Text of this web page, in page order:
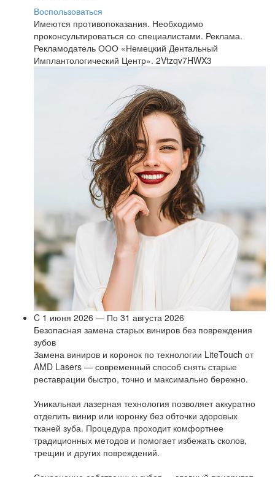
Воспользоваться
Имеются противопоказания. Необходимо
проконсультироваться со специалистами. Реклама.
Рекламодатель ООО «Немецкий Дентальный
Имплантологический Центр». 2Vtzqv7HWX3
C 1 июня 2026 — По 31 августа 2026
Безопасная замена старых виниров без повреждения
зубов
Замена виниров и коронок по технологии LiteTouch от
AMD Lasers — современный способ снять старые
реставрации быстро, точно и максимально бережно.
Уникальная лазерная технология позволяет аккуратно
отделить винир или коронку без обточки здоровых
тканей зуба. Процедура проходит комфортнее
традиционных методов и помогает избежать сколов,
трещин и других повреждений.